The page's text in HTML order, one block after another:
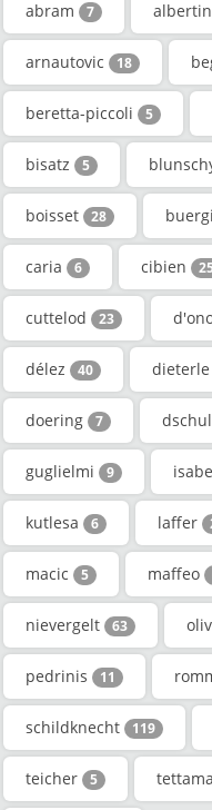
abram 7
arnautovic 18
beretta-piccoli 5
bisatz 5
boisset 28
caria 6 cibien
cuttelod 23
délez 40 dieterle
doering 7
guglielmi 9
kutlesa 6 laffer
macic 5 maffeo
nievergelt 63
pedrinis 11
schildknecht 119
teicher 5